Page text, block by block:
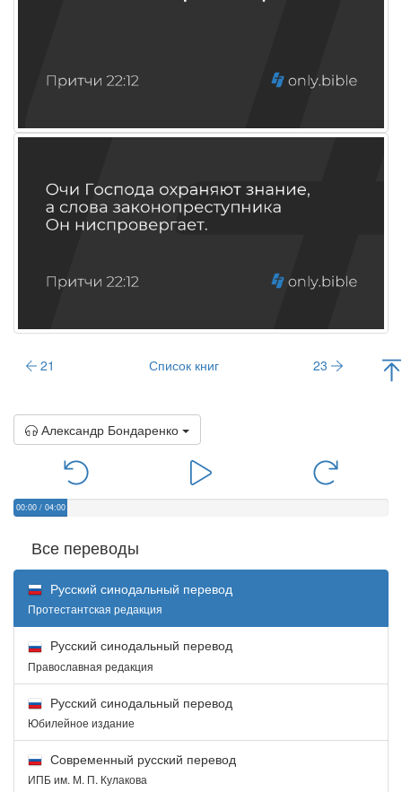
21 Список книг 23
Александр Бондаренко
00:00 / 04:00
Все переводы
Русский синодальный перевод
Протестантская редакция
Русский синодальный перевод
Православная редакция
Русский синодальный перевод
Юбилейное издание
Современный русский перевод
ИПБ им. М. П. Кулакова